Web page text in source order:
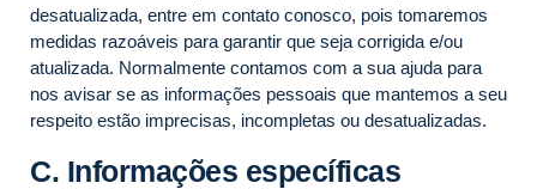
desatualizada, entre em contato conosco, pois tomaremos
medidas razoáveis para garantir que seja corrigida e/ou
atualizada. Normalmente contamos com a sua ajuda para
nos avisar se as informações pessoais que mantemos a seu
respeito estão imprecisas, incompletas ou desatualizadas.
C. Informações específicas